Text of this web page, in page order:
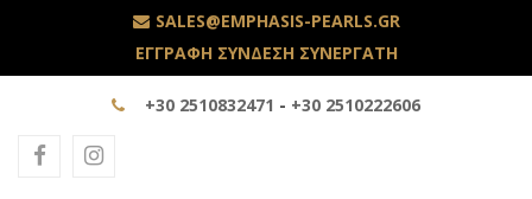
SALES@EMPHASIS-PEARLS.GR
ΕΓΓΡΑΦΗ ΣΥΝΔΕΣΗ ΣΥΝΕΡΓΑΤΗ
+30 2510832471 - +30 2510222606